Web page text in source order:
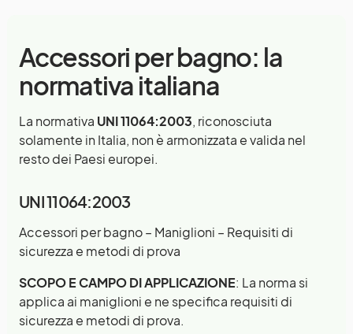
Accessori per bagno: la
normativa italiana
La normativa UNI 11064:2003, riconosciuta
solamente in Italia, non è armonizzata e valida nel
resto dei Paesi europei.
UNI 11064:2003
Accessori per bagno – Maniglioni – Requisiti di
sicurezza e metodi di prova
SCOPO E CAMPO DI APPLICAZIONE: La norma si
applica ai maniglioni e ne specifica requisiti di
sicurezza e metodi di prova.